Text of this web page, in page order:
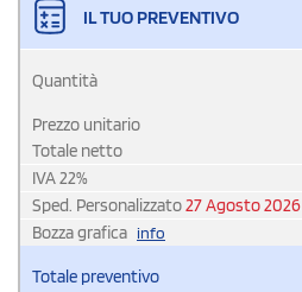
IL TUO PREVENTIVO
Quantità
Prezzo unitario
Totale netto
IVA22%
Sped. Personalizzato27 Agosto 2026
Bozza grafica info
Totale preventivo